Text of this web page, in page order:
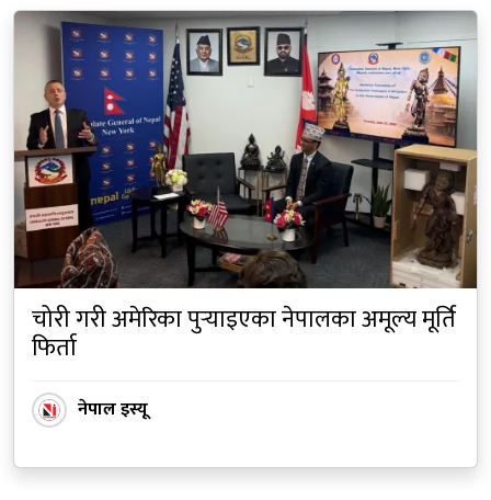
चोरी गरी अमेरिका पुर्‍याइएका नेपालका अमूल्य मूर्ति
फिर्ता
नेपाल इस्यू